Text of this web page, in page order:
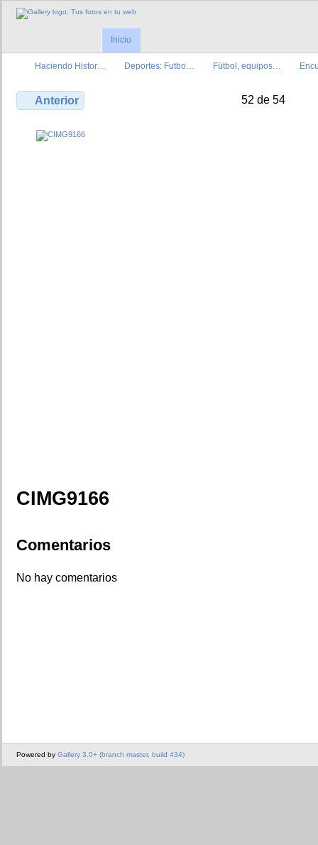
Inicio
Haciendo Histor… Deportes: Futbo… Fútbol, equipos…
Anterior 52 de 54
CIMG9166
Comentarios
No hay comentarios
Powered by Gallery 3.0+ (branch master, build 434)